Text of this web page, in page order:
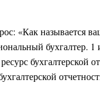
«Как называется
бухгалтер.
бухгалтерской